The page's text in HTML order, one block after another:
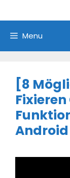
Menu
[8
Android